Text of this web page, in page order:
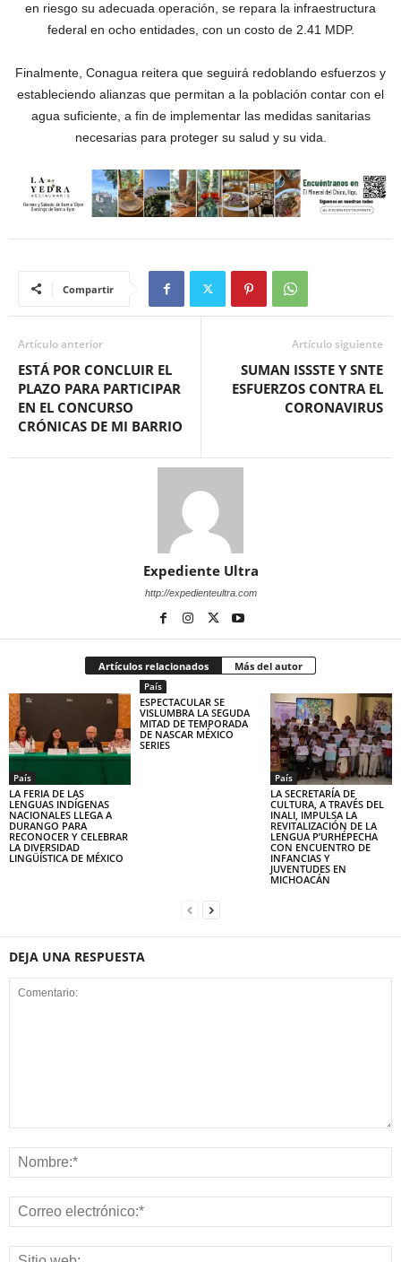
en riesgo su adecuada operación, se repara la infraestructura
federal en ocho entidades, con un costo de 2.41 MDP.
Finalmente, Conagua reitera que seguirá redoblando esfuerzos y
estableciendo alianzas que permitan a la población contar con el
agua suficiente, a fin de implementar las medidas sanitarias
necesarias para proteger su salud y su vida.
Compartir
Artículo anterior
ESTÁ POR CONCLUIR EL
PLAZO PARA PARTICIPAR
EN EL CONCURSO
CRÓNICAS DE MI BARRIO
Artículo siguiente
SUMAN ISSSTE Y SNTE
ESFUERZOS CONTRA EL
CORONAVIRUS
Expediente Ultra
http://expedienteultra.com
Artículos relacionados Más del autor
País
LA FERIA DE LAS
LENGUAS INDÍGENAS
NACIONALES LLEGA A
DURANGO PARA
RECONOCER Y CELEBRAR
LA DIVERSIDAD
LINGÜÍSTICA DE MÉXICO
País
ESPECTACULAR SE
VISLUMBRA LA SEGUDA
MITAD DE TEMPORADA
DE NASCAR MÉXICO
SERIES
País
LA SECRETARÍA DE
CULTURA, A TRAVÉS DEL
INALI, IMPULSA LA
REVITALIZACIÓN DE LA
LENGUA P’URHÉPECHA
CON ENCUENTRO DE
INFANCIAS Y
JUVENTUDES EN
MICHOACÁN
DEJA UNA RESPUESTA